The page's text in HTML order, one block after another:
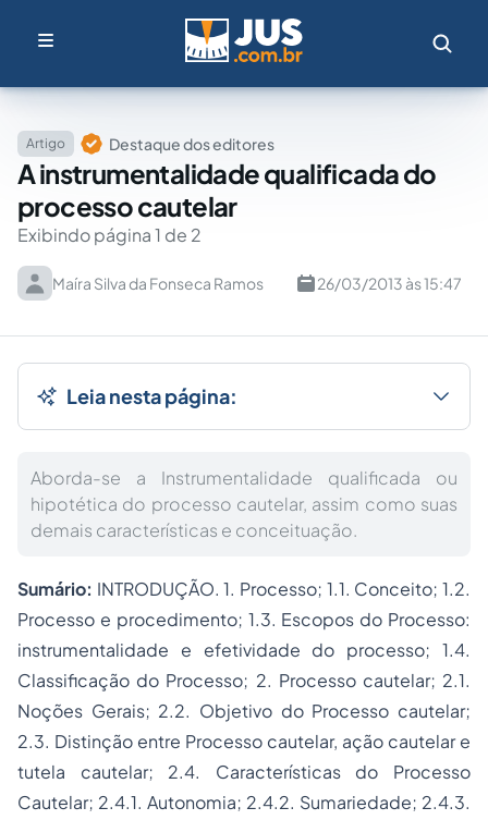
Artigo Destaque dos editores
A instrumentalidade qualificada do
processo cautelar
Exibindo página 1 de 2
Maíra Silva da Fonseca Ramos 26/03/2013 às 15:47
Leia nesta página:
Aborda-se a Instrumentalidade qualificada ou
hipotética do processo cautelar, assim como suas
demais características e conceituação.
Sumário: INTRODUÇÃO. 1. Processo; 1.1. Conceito; 1.2.
Processo e procedimento; 1.3. Escopos do Processo:
instrumentalidade e efetividade do processo; 1.4.
Classificação do Processo; 2. Processo cautelar; 2.1.
Noções Gerais; 2.2. Objetivo do Processo cautelar;
2.3. Distinção entre Processo cautelar, ação cautelar e
tutela cautelar; 2.4. Características do Processo
Cautelar; 2.4.1. Autonomia; 2.4.2. Sumariedade; 2.4.3.